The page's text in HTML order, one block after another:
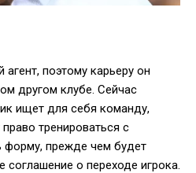
поэтому карьеру он
другом клубе. Сейчас
ищет для себя команду,
тренироваться с
форму, прежде чем будет
соглашение о переходе игрока.